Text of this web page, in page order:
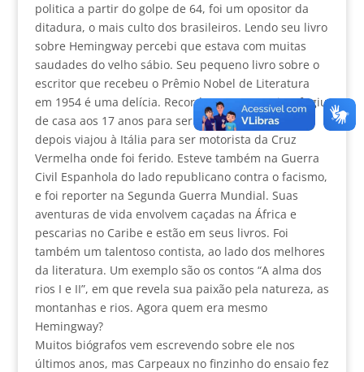
politica a partir do golpe de 64, foi um opositor da
ditadura, o mais culto dos brasileiros. Lendo seu livro
sobre Hemingway percebi que estava com muitas
saudades do velho sábio. Seu pequeno livro sobre o
escritor que recebeu o Prêmio Nobel de Literatura
em 1954 é uma delícia. Recorda como o escritor fugiu
de casa aos 17 anos para ser repórter e um ano
depois viajou à Itália para ser motorista da Cruz
Vermelha onde foi ferido. Esteve também na Guerra
Civil Espanhola do lado republicano contra o facismo,
e foi reporter na Segunda Guerra Mundial. Suas
aventuras de vida envolvem caçadas na África e
pescarias no Caribe e estão em seus livros. Foi
também um talentoso contista, ao lado dos melhores
da literatura. Um exemplo são os contos “A alma dos
rios I e II”, em que revela sua paixão pela natureza, as
montanhas e rios. Agora quem era mesmo
Hemingway?
Muitos biógrafos vem escrevendo sobre ele nos
últimos anos, mas Carpeaux no finzinho do ensaio fez